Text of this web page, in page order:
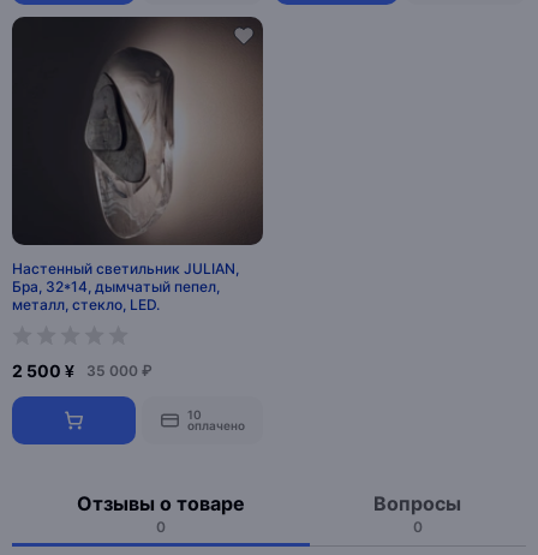
Настенный светильник JULIAN,
Бра, 32*14, дымчатый пепел,
металл, стекло, LED.
2 500 ¥ 35 000 ₽
10
оплачено
Отзывы о товаре
0
Вопросы
0